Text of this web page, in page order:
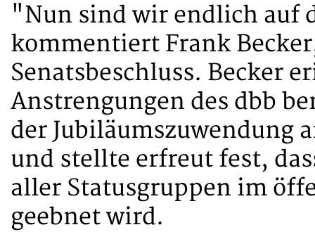
"Nun sind wir endlich auf
kommentiert Frank
Senatsbeschluss. Becker
Anstrengungen des dbb
der Jubiläumszuwendung
und stellte erfreut fest,
aller Statusgruppen im
geebnet wird.